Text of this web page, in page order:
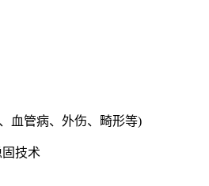
血管病、外伤、畸形等)
技术